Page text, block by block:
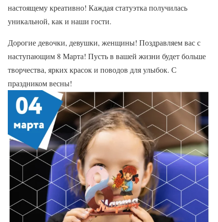
настоящему креативно! Каждая статуэтка получилась
уникальной, как и наши гости.
Дорогие девочки, девушки, женщины! Поздравляем вас с
наступающим 8 Марта! Пусть в вашей жизни будет больше
творчества, ярких красок и поводов для улыбок. С
праздником весны!